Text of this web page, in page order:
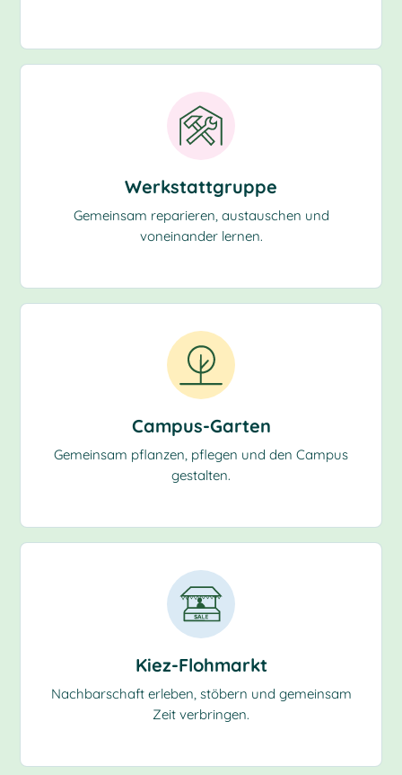
Werkstattgruppe
Gemeinsam reparieren, austauschen und
voneinander lernen.
Campus-Garten
Gemeinsam pflanzen, pflegen und den Campus
gestalten.
Kiez-Flohmarkt
Nachbarschaft erleben, stöbern und gemeinsam
Zeit verbringen.